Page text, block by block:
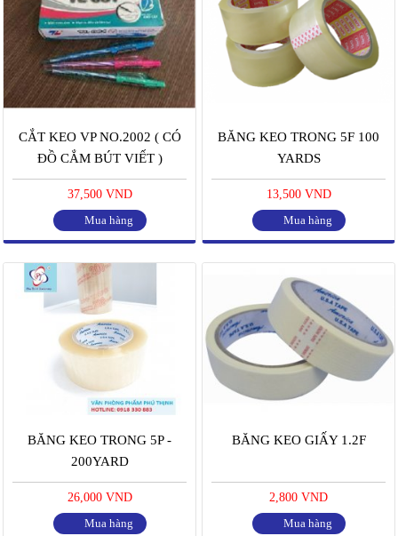
CẮT KEO VP NO.2002 ( CÓ
ĐỒ CẮM BÚT VIẾT )
37,500 VND
Mua hàng
BĂNG KEO TRONG 5F 100
YARDS
13,500 VND
Mua hàng
BĂNG KEO TRONG 5P -
200YARD
26,000 VND
Mua hàng
BĂNG KEO GIẤY 1.2F
2,800 VND
Mua hàng